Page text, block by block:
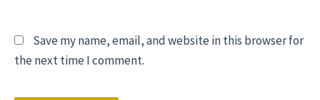
Save my name, email, and website in this browser for
the next time I comment.